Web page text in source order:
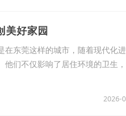
美好家园
东莞这样的城市，随着现代化进
们不仅影响了居住环境的卫生
2026-